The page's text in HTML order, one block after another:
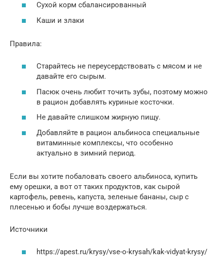
Сухой корм сбалансированный
Каши и злаки
Правила:
Старайтесь не переусердствовать с мясом и не
давайте его сырым.
Пасюк очень любит точить зубы, поэтому можно
в рацион добавлять куриные косточки.
Не давайте слишком жирную пищу.
Добавляйте в рацион альбиноса специальные
витаминные комплексы, что особенно
актуально в зимний период.
Если вы хотите побаловать своего альбиноса, купить
ему орешки, а вот от таких продуктов, как сырой
картофель, ревень, капуста, зеленые бананы, сыр с
плесенью и бобы лучше воздержаться.
Источники
https://apest.ru/krysy/vse-o-krysah/kak-vidyat-krysy/